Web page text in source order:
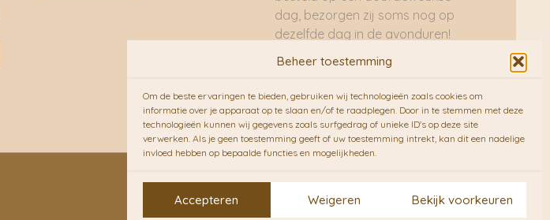
Beheer toestemming
Om de beste ervaringen te bieden, gebruiken wij technologieën zoals cookies om
informatie over je apparaat op te slaan en/of te raadplegen. Door in te stemmen met deze
technologieën kunnen wij gegevens zoals surfgedrag of unieke ID's op deze site
verwerken. Als je geen toestemming geeft of uw toestemming intrekt, kan dit een nadelige
invloed hebben op bepaalde functies en mogelijkheden.
Accepteren Weigeren Bekijk voorkeuren
dag, bezorgen zij soms nog op
dezelfde dag in de avonduren!
Brievenbuspakjes de volgende
dag. En waar mogelijk ook echt
op de fiets!!